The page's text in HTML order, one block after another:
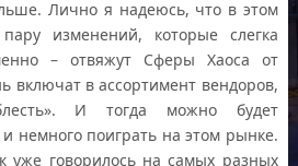
Лично я надеюсь, что в этом
изменений, которые слегка
– отвяжут Сферы Хаоса от
включат в ассортимент вендоров,
И тогда можно будет
немного поиграть на этом рынке.
уже говорилось на самых разных